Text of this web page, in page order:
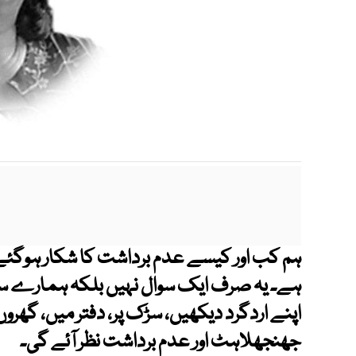
ہم کب اور کیسے عدم برداشت کا شکار
ہے۔ یہ صرف ایک سوال نہیں بلکہ ہمارے
اپنے اردگرد دیکھیں، سڑک پر، دفتر میں،
جھنجھلاہٹ اور عدم برداشت نظر آئے گی۔